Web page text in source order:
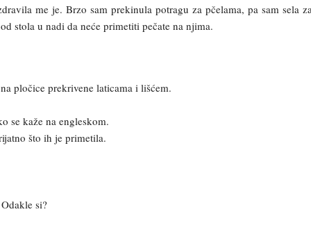
me je. Brzo sam prekinula potragu za pčelama, pa sam sela
stola u nadi da neće primetiti pečate na njima.
pločice prekrivene laticama i lišćem.
kaže na engleskom.
što ih je primetila.
si?